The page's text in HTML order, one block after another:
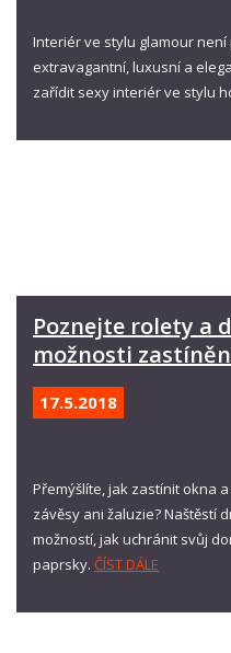
Interiér ve stylu glamour není
extravagantní, luxusní a
zařídit sexy interiér ve stylu
Poznejte rolety a
možnosti
17.5.2018
Přemýšlíte, jak zastínit okna
závěsy ani žaluzie? Naštěstí
možností, jak uchránit svůj
paprsky. ČÍST DÁLE